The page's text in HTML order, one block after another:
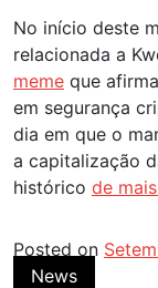
No início deste
relacionada a
meme que
em segurança
dia em que o
a capitalização
histórico de
Posted on
News